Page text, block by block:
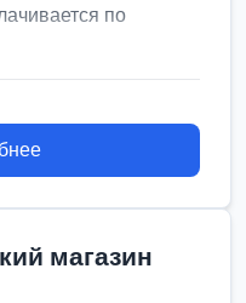
по
магазин